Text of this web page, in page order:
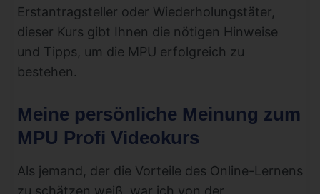
Erstantragsteller oder Wiederholungstäter,
dieser Kurs gibt Ihnen die nötigen Hinweise
und Tipps, um die MPU erfolgreich zu
bestehen.
Meine persönliche Meinung zum
MPU Profi Videokurs
Als jemand, der die Vorteile des Online-Lernens
zu schätzen weiß, war ich von der